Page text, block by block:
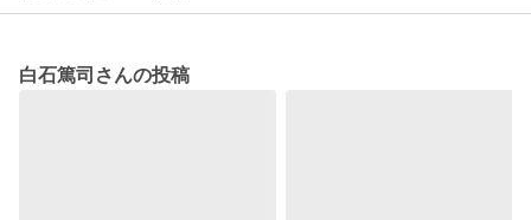
白石篤司さんの投稿